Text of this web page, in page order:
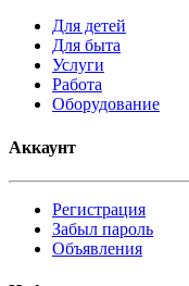
Для детей
Для быта
Услуги
Работа
Оборудование
Аккаунт
Регистрация
Забыл пароль
Объявления